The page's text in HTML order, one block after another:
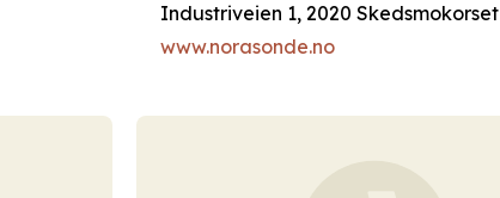
Industriveien 1, 2020 Skedsmokorset
www.norasonde.no